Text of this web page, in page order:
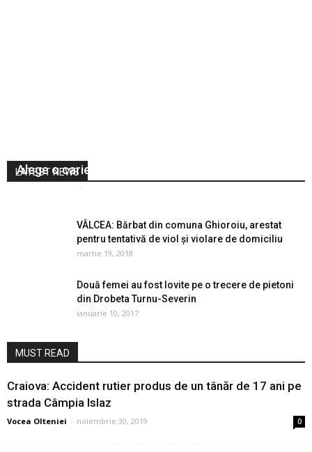
LATEST NEWS
Alege o carieră în Jandarmeria Română!
-
VÂLCEA: Bărbat din comuna Ghioroiu, arestat
pentru tentativă de viol și violare de domiciliu
martie 19, 2018
Două femei au fost lovite pe o trecere de pietoni
din Drobeta Turnu-Severin
ianuarie 10, 2017
MUST READ
Craiova: Accident rutier produs de un tânăr de 17 ani pe
strada Câmpia Islaz
Vocea Olteniei - noiembrie 30, 2019 0